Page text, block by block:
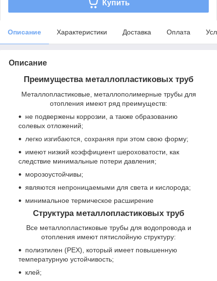
Купить
Описание Характеристики Доставка Оплата
Описание
Преимущества металлопластиковых труб
Металлопластиковые, металлополимерные трубы для
отопления имеют ряд преимуществ:
не подвержены коррозии, а также образованию
солевых отложений;
легко изгибаются, сохраняя при этом свою форму;
имеют низкий коэффициент шероховатости, как
следствие минимальные потери давления;
морозоустойчивы;
являются непроницаемыми для света и кислорода;
минимальное термическое расширение
Структура металлопластиковых труб
Все металлопластиковые трубы для водопровода и
отопления имеют пятислойную структуру:
полиэтилен (PEX), который имеет повышенную
температурную устойчивость;
клей;